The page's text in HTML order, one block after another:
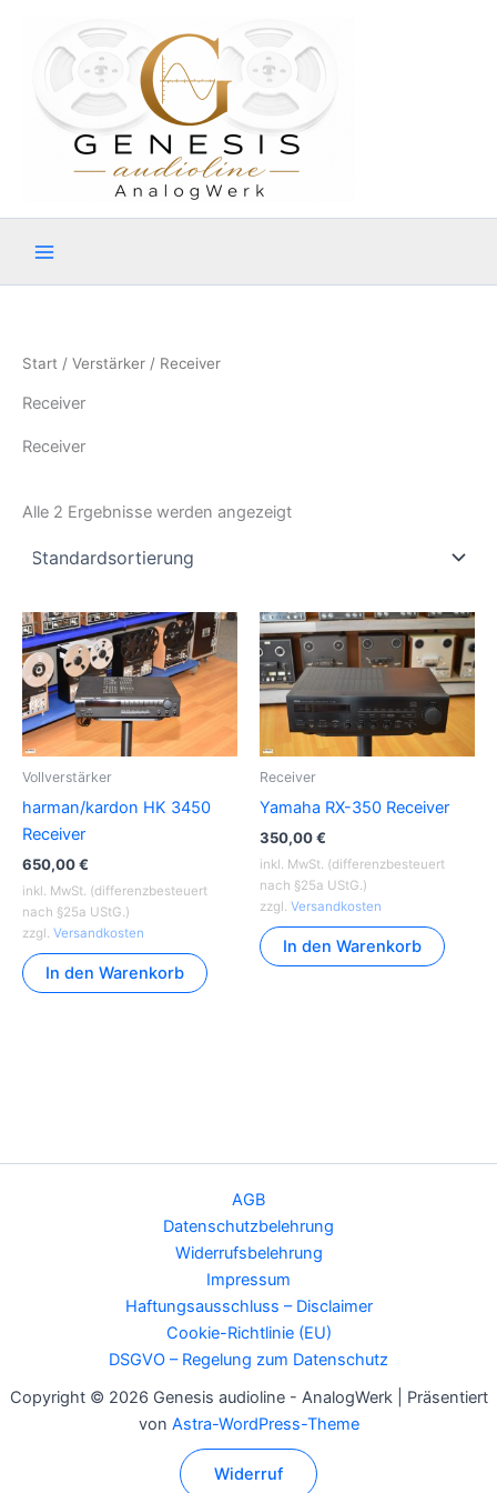
springen
Start / Verstärker / Receiver
Receiver
Receiver
Alle 2 Ergebnisse werden angezeigt
Vollverstärker
harman/kardon HK 3450
Receiver
650,00€
inkl. MwSt. (differenzbesteuert
nach §25a UStG.)
zzgl. Versandkosten
In den Warenkorb
Receiver
Yamaha RX-350 Receiver
350,00€
inkl. MwSt. (differenzbesteuert
nach §25a UStG.)
zzgl. Versandkosten
In den Warenkorb
AGB
Datenschutzbelehrung
Widerrufsbelehrung
Impressum
Haftungsausschluss – Disclaimer
Cookie-Richtlinie (EU)
DSGVO – Regelung zum Datenschutz
Copyright © 2026 Genesis audioline - AnalogWerk | Präsentiert
von Astra-WordPress-Theme
Widerruf